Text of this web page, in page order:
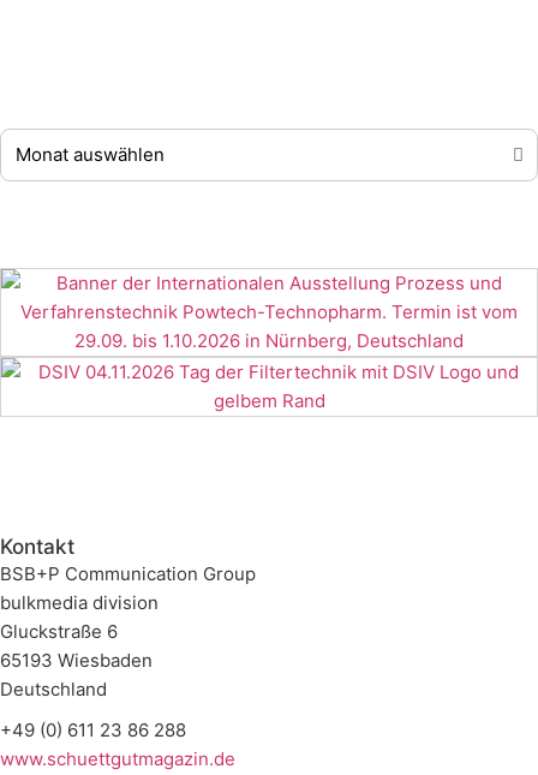
Kontakt
BSB+P Communication Group
bulkmedia division
Gluckstraße 6
65193 Wiesbaden
Deutschland
+49 (0) 611 23 86 288
www.schuettgutmagazin.de